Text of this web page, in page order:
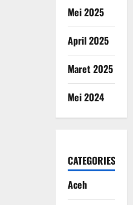
Mei 2025
April 2025
Maret 2025
Mei 2024
CATEGORIES
Aceh